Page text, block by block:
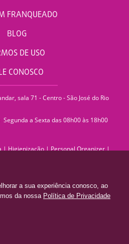
FRANQUEADO
BLOG
DE USO
CONOSCO
sala 71 - Centro - São José do Rio
Segunda a Sexta das 08h00 às 18h00
|Higienização|Personal Organizer|
Sofá |Impermeabilização de Estofados
a sua experiência conosco, ao
da nossa Política de Privacidade